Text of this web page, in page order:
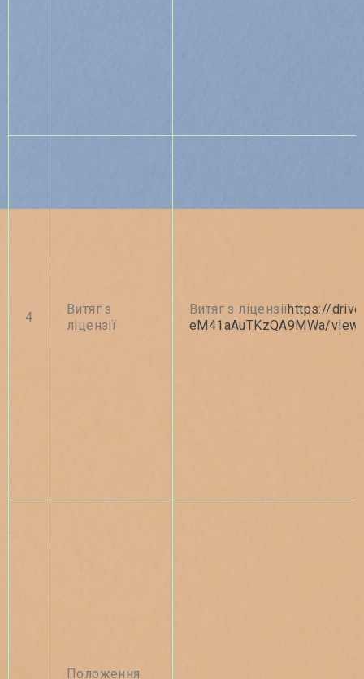
4
Витяг з
ліцензії
Витяг з ліцензіїhttps://
eM41aAuTKzQA9MWa/
Положення